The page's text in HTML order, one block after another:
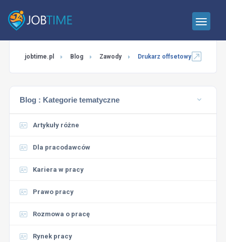
jobtime.pl Blog Zawody Drukarz offsetowy
Blog : Kategorie tematyczne
Artykuły różne
Dla pracodawców
Kariera w pracy
Prawo pracy
Rozmowa o pracę
Rynek pracy